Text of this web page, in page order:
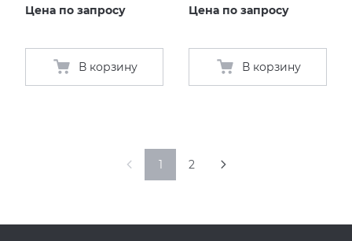
Цена по запросу
В корзину
Цена по запросу
В корзину
1 2